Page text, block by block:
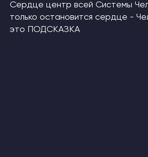
Сердце центр всей Системы
только остановится сердце -
это ПОДСКАЗКА